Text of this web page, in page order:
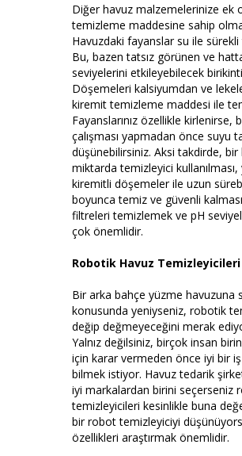
Diğer havuz malzemelerinize ek
temizleme maddesine sahip
Havuzdaki fayanslar su ile
Bu, bazen tatsız görünen ve
seviyelerini etkileyebilecek
Döşemeleri kalsiyumdan ve
kiremit temizleme maddesi ile
Fayanslarınız özellikle kirlenirse,
çalışması yapmadan önce suyu
düşünebilirsiniz. Aksi takdirde,
miktarda temizleyici kullanılması,
kiremitli döşemeler ile uzun
boyunca temiz ve güvenli
filtreleri temizlemek ve pH
çok önemlidir.
Robotik Havuz Temizleyicileri
Bir arka bahçe yüzme havuzuna
konusunda yeniyseniz, robotik
değip değmeyeceğini merak
Yalnız değilsiniz, birçok insan
için karar vermeden önce iyi bir iş
bilmek istiyor. Havuz tedarik
iyi markalardan birini seçerseniz
temizleyicileri kesinlikle buna
bir robot temizleyiciyi
özellikleri araştırmak önemlidir.